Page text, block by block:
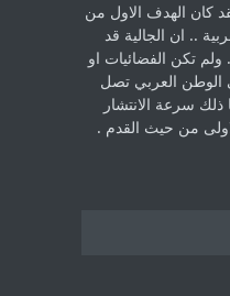
كان الهدف الاول من
.. ان الجالية قد
ولم تكن الفضائيات او
الوطن ‏العربي تصل
ذلك سرعة الانتشار
من حيث القدم .